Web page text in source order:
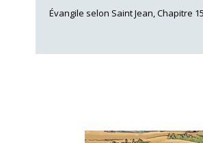
Évangile selon Saint Jean, Chapitre